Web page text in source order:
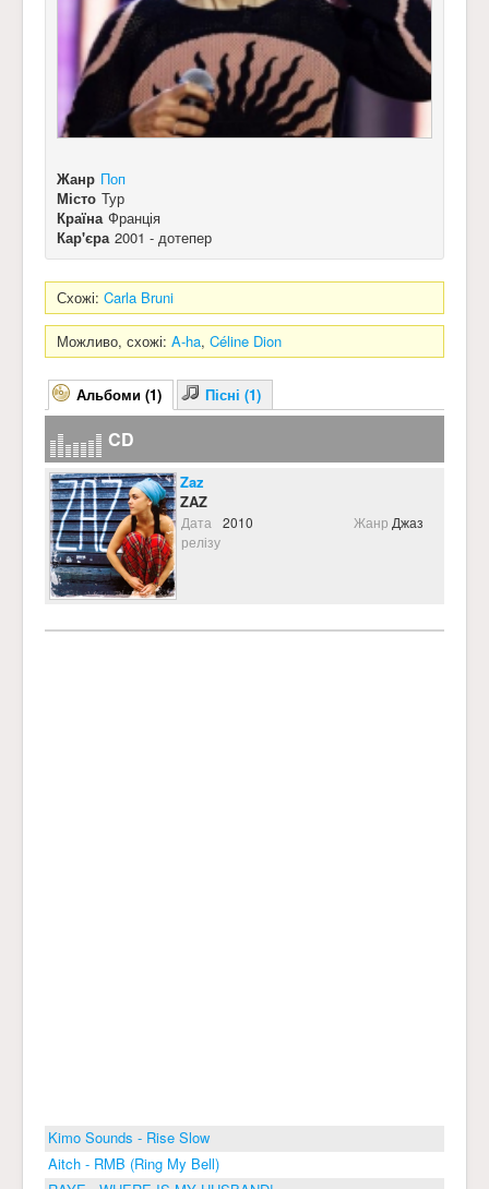
Жанр Поп
Місто Тур
Країна Франція
Кар'єра 2001 - дотепер
Схожі: Carla Bruni
Можливо, схожі: A-ha, Céline Dion
Альбоми (1) Пісні (1)
CD
Zaz
ZAZ
Дата
релізу
2010 Жанр Джаз
Kimo Sounds - Rise Slow
Aitch - RMB (Ring My Bell)